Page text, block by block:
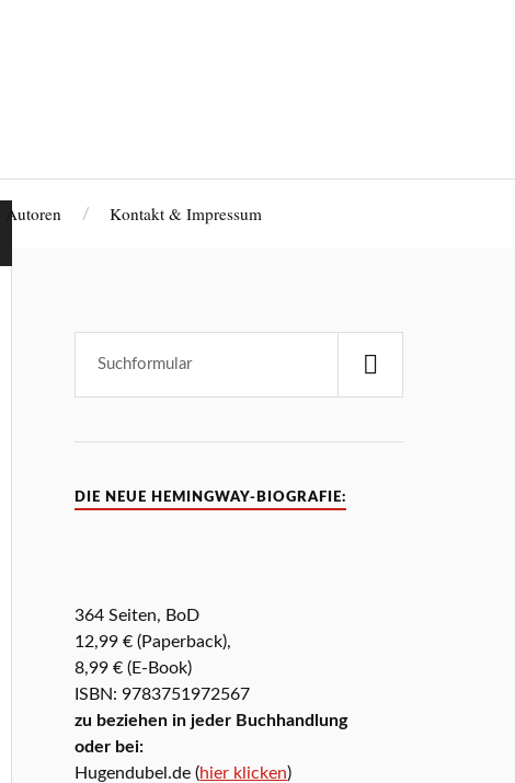
Autoren Kontakt & Impressum
DIE NEUE HEMINGWAY-BIOGRAFIE:
364 Seiten, BoD
12,99 € (Paperback),
8,99 € (E-Book)
ISBN: 9783751972567
zu beziehen in jeder Buchhandlung
oder bei:
Hugendubel.de (hier klicken)